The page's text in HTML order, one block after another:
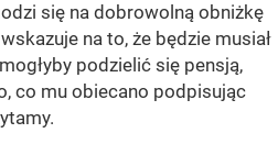
się na dobrowolną obniżkę
na to, że będzie musiał
podzielić się pensją,
co mu obiecano podpisując